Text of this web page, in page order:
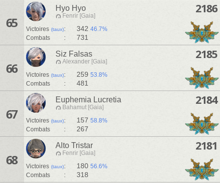
65
Hyo Hyo
Fenrir [Gaia]
Victoires (taux): 342 46.7%
Combats
: 731
2186
66
Siz Falsas
Alexander [Gaia]
Victoires (taux): 259 53.8%
Combats
: 481
2185
67
Euphemia Lucretia
Bahamut [Gaia]
Victoires (taux): 157 58.8%
Combats
: 267
2184
68
Alto Tristar
Fenrir [Gaia]
Victoires (taux): 180 56.6%
Combats
: 318
2181